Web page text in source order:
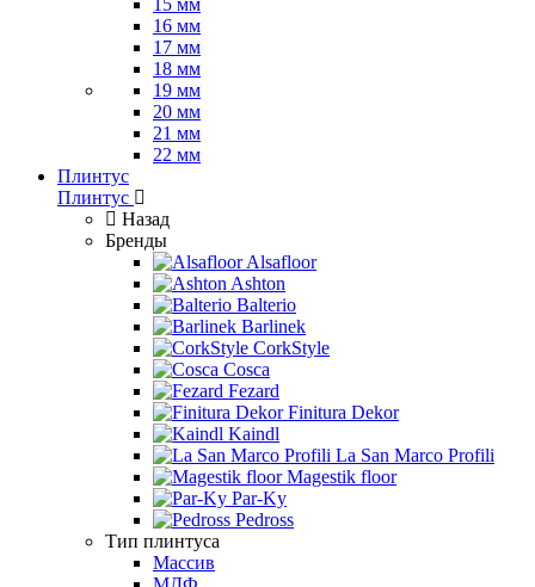
15 мм
16 мм
17 мм
18 мм
19 мм
20 мм
21 мм
22 мм
Плинтус
Плинтус
Назад
Бренды
Alsafloor
Ashton
Balterio
Barlinek
CorkStyle
Cosca
Fezard
Finitura Dekor
Kaindl
La San Marco Profili
Magestik floor
Par-Ky
Pedross
Тип плинтуса
Массив